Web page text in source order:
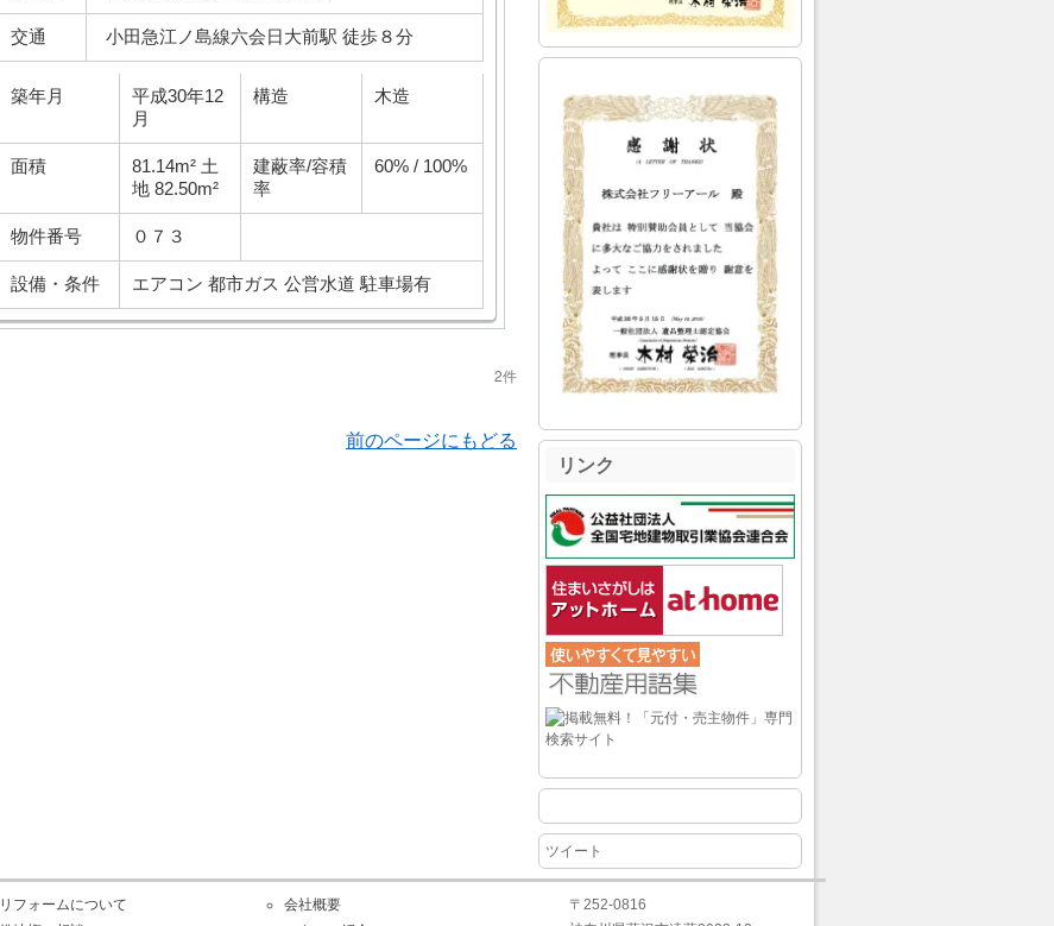
交通 小田急江ノ島線六会日大前駅 徒歩８分
築年月
平成30年12
月
構造 木造
面積
81.14m² 土
地 82.50m²
建蔽率/容積
率
60% / 100%
物件番号 ０７３
設備・条件 エアコン 都市ガス 公営水道 駐車場有
2件
前のページにもどる
リンク
ツイート
リフォームについて
会社概要
〒252-0816